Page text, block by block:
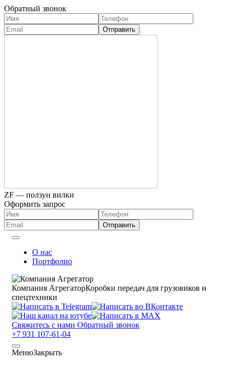
Обратный звонок
ZF — ползун вилки
Оформить запрос
О нас
Портфолио
Компания АгрегаторКоробки передач для грузовиков и
спецтехники
Свяжитесь с нами Обратный звонок
+7 931 107-61-04
МенюЗакрыть